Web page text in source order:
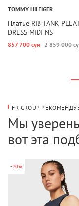
TOMMY HILFIGER
Платье RIB TANK
DRESS MIDI NS
857 700 сум 2 859 000
FR GROUP
Мы
вот эта
-70%